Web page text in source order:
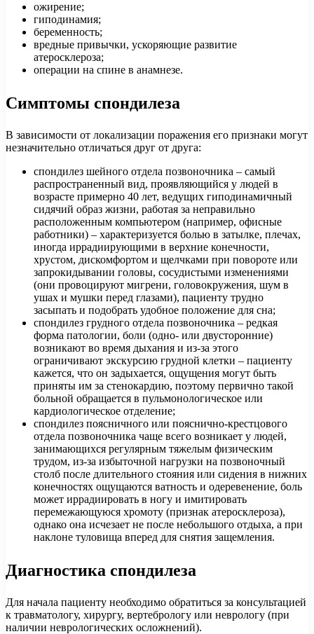
ожирение;
гиподинамия;
беременность;
вредные привычки, ускоряющие развитие
атеросклероза;
операции на спине в анамнезе.
Симптомы спондилеза
В зависимости от локализации поражения его признаки могут
незначительно отличаться друг от друга:
спондилез шейного отдела позвоночника – самый
распространенный вид, проявляющийся у людей в
возрасте примерно 40 лет, ведущих гиподинамичный
сидячий образ жизни, работая за неправильно
расположенным компьютером (например, офисные
работники) – характеризуется болью в затылке, плечах,
иногда иррадиирующими в верхние конечности,
хрустом, дискомфортом и щелчками при повороте или
запрокидывании головы, сосудистыми изменениями
(они провоцируют мигрени, головокружения, шум в
ушах и мушки перед глазами), пациенту трудно
засыпать и подобрать удобное положение для сна;
спондилез грудного отдела позвоночника – редкая
форма патологии, боли (одно- или двусторонние)
возникают во время дыхания и из-за этого
ограничивают экскурсию грудной клетки – пациенту
кажется, что он задыхается, ощущения могут быть
приняты им за стенокардию, поэтому первично такой
больной обращается в пульмонологическое или
кардиологическое отделение;
спондилез поясничного или пояснично-крестцового
отдела позвоночника чаще всего возникает у людей,
занимающихся регулярным тяжелым физическим
трудом, из-за избыточной нагрузки на позвоночный
столб после длительного стояния или сидения в нижних
конечностях ощущаются ватность и одеревенение, боль
может иррадиировать в ногу и имитировать
перемежающуюся хромоту (признак атеросклероза),
однако она исчезает не после небольшого отдыха, а при
наклоне туловища вперед для снятия защемления.
Диагностика спондилеза
Для начала пациенту необходимо обратиться за консультацией
к травматологу, хирургу, вертебрологу или неврологу (при
наличии неврологических осложнений).